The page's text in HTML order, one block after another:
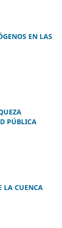
EN LAS
PÚBLICA
LA CUENCA